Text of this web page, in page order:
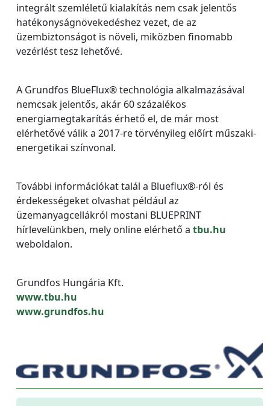
integrált szemléletű kialakítás nem csak jelentős
hatékonyságnövekedéshez vezet, de az
üzembiztonságot is növeli, miközben finomabb
vezérlést tesz lehetővé.
A Grundfos BlueFlux® technológia alkalmazásával
nemcsak jelentős, akár 60 százalékos
energiamegtakarítás érhető el, de már most
elérhetővé válik a 2017-re törvényileg előírt műszaki-
energetikai színvonal.
További információkat talál a Blueflux®-ról és
érdekességeket olvashat például az
üzemanyagcellákról mostani BLUEPRINT
hírlevelünkben, mely online elérhető a tbu.hu
weboldalon.
Grundfos Hungária Kft.
www.tbu.hu
www.grundfos.hu